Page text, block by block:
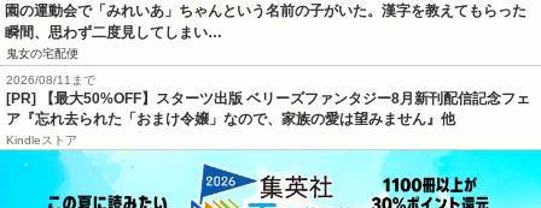
園の運動会で「みれいあ」ちゃんという名前の子がいた。漢字を教えてもらった
瞬間、思わず二度見してしまい…
鬼女の宅配便
2026/08/11まで
[PR] 【最大50%OFF】スターツ出版 ベリーズファンタジー8月新刊配信記念フェ
ア『忘れ去られた「おまけ令嬢」なので、家族の愛は望みません』他
Kindleストア